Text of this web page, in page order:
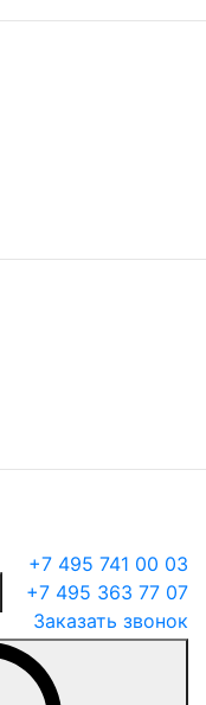
+7 495 741 00 03
+7 495 363 77 07
Заказать звонок